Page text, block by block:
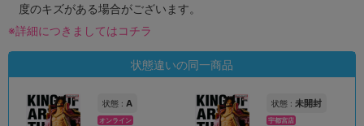
度のキズがある場合がございます。
※詳細につきましてはコチラ
状態違いの同一商品
状態 : A
オンライン
状態 : 未開封
宇都宮店